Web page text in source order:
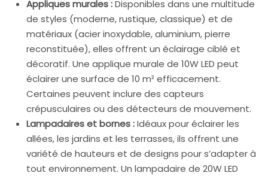
Appliques murales :Disponibles dans une multitude
de styles (moderne, rustique, classique) et de
matériaux (acier inoxydable, aluminium, pierre
reconstituée), elles offrent un éclairage ciblé et
décoratif. Une applique murale de 10W LED peut
éclairer une surface de 10 m² efficacement.
Certaines peuvent inclure des capteurs
crépusculaires ou des détecteurs de mouvement.
Lampadaires et bornes :Idéaux pour éclairer les
allées, les jardins et les terrasses, ils offrent une
variété de hauteurs et de designs pour s’adapter à
tout environnement. Un lampadaire de 20W LED